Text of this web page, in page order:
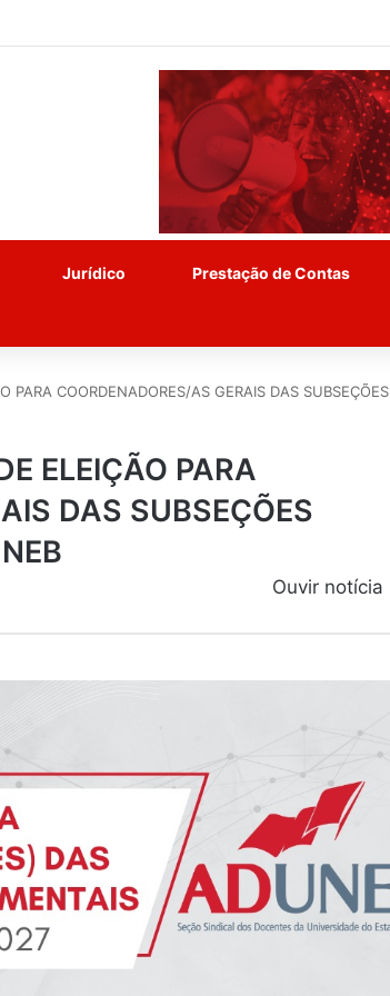
Jurídico Prestação de Contas
PARA COORDENADORES/AS GERAIS DAS SUBSEÇÕES
ELEIÇÃO PARA
DAS SUBSEÇÕES
Ouvir notícia